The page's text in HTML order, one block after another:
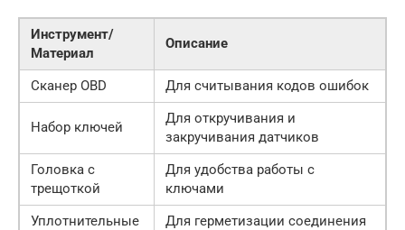
Инструмент/
Материал
Описание
Сканер OBD Для считывания кодов ошибок
Набор ключей
Для откручивания и
закручивания датчиков
Головка с
трещоткой
Для удобства работы с
ключами
Уплотнительные
Для герметизации соединения